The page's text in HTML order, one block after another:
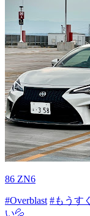
86 ZN6
#Overblast #もうす
い💦